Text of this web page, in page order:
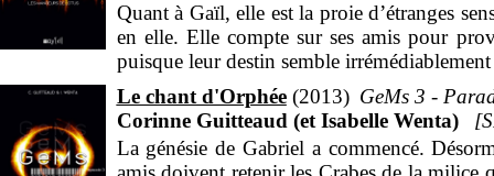
tandis qu’un nouveau voile se lève sur
Quant à Gaïl, elle est la proie d’étranges
en elle. Elle compte sur ses amis pour
puisque leur destin semble
Le chant d'Orphée 2013
GeMs 3 -
Corinne Guitteaud (et Isabelle Wenta)
La génésie de Gabriel a commencé.